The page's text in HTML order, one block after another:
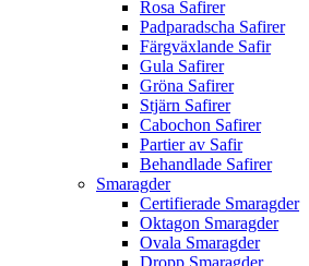
Rosa Safirer
Padparadscha Safirer
Färgväxlande Safir
Gula Safirer
Gröna Safirer
Stjärn Safirer
Cabochon Safirer
Partier av Safir
Behandlade Safirer
Smaragder
Certifierade Smaragder
Oktagon Smaragder
Ovala Smaragder